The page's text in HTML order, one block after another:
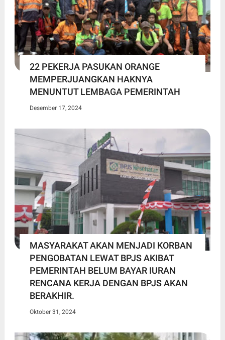
22 PEKERJA PASUKAN ORANGE
MEMPERJUANGKAN HAKNYA
MENUNTUT LEMBAGA PEMERINTAH
Desember 17, 2024
MASYARAKAT AKAN MENJADI KORBAN
PENGOBATAN LEWAT BPJS AKIBAT
PEMERINTAH BELUM BAYAR IURAN
RENCANA KERJA DENGAN BPJS AKAN
BERAKHIR.
Oktober 31, 2024